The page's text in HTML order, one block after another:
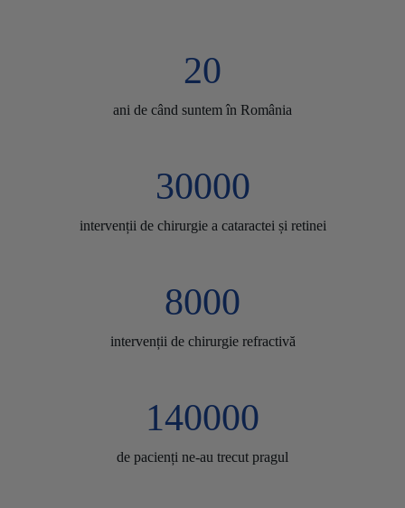
20
ani de când suntem în România
30000
intervenții de chirurgie a cataractei și retinei
8000
intervenții de chirurgie refractivă
140000
de pacienți ne-au trecut pragul